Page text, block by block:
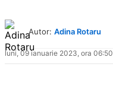
Autor: Adina Rotaru
luni, 09 ianuarie 2023, ora 06:50